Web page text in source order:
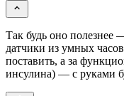
Так будь оно полезнее
датчики из умных
поставить, а за
инсулина) — с руками